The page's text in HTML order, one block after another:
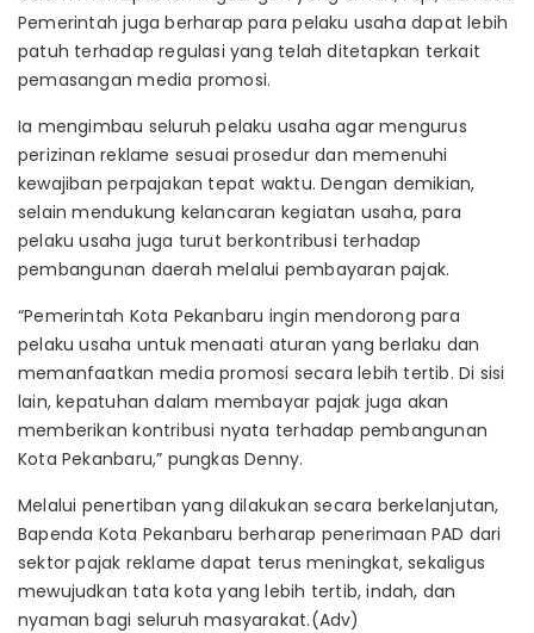
Pemerintah juga berharap para pelaku usaha dapat lebih
patuh terhadap regulasi yang telah ditetapkan terkait
pemasangan media promosi.
Ia mengimbau seluruh pelaku usaha agar mengurus
perizinan reklame sesuai prosedur dan memenuhi
kewajiban perpajakan tepat waktu. Dengan demikian,
selain mendukung kelancaran kegiatan usaha, para
pelaku usaha juga turut berkontribusi terhadap
pembangunan daerah melalui pembayaran pajak.
“Pemerintah Kota Pekanbaru ingin mendorong para
pelaku usaha untuk menaati aturan yang berlaku dan
memanfaatkan media promosi secara lebih tertib. Di sisi
lain, kepatuhan dalam membayar pajak juga akan
memberikan kontribusi nyata terhadap pembangunan
Kota Pekanbaru,” pungkas Denny.
Melalui penertiban yang dilakukan secara berkelanjutan,
Bapenda Kota Pekanbaru berharap penerimaan PAD dari
sektor pajak reklame dapat terus meningkat, sekaligus
mewujudkan tata kota yang lebih tertib, indah, dan
nyaman bagi seluruh masyarakat.(Adv)